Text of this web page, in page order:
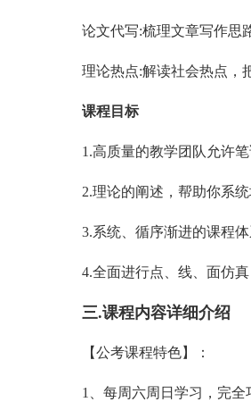
论文代写:梳理文章写作思
理论热点:解读社会热点，
课程目标
1.高质量的教学团队允许
2.理论的阐述，帮助你系
3.系统、循序渐进的课程
4.全面进行点、线、面仿
三.课程内容详细介绍
【公考课程特色】：
1、每周六周日学习，完